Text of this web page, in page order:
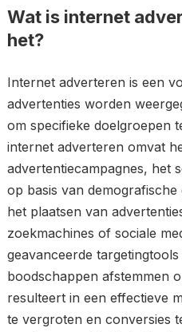
Wat is internet
het?
Internet adverteren is een
advertenties worden
om specifieke doelgroepen
internet adverteren omvat
advertentiecampagnes, het
op basis van
het plaatsen van
zoekmachines of sociale
geavanceerde
boodschappen afstemmen
resulteert in een effectieve
te vergroten en conversies